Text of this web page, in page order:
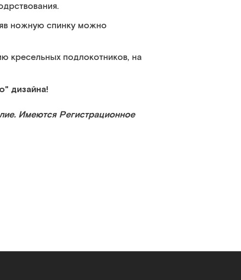
ножную спинку можно
кресельных подлокотников, на
дизайна!
Имеются Регистрационное